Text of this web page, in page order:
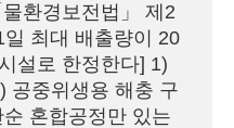
환경보전법」 제2
최대 배출량이 20
설로 한정한다] 1)
공중위생용 해충 구
혼합공정만 있는